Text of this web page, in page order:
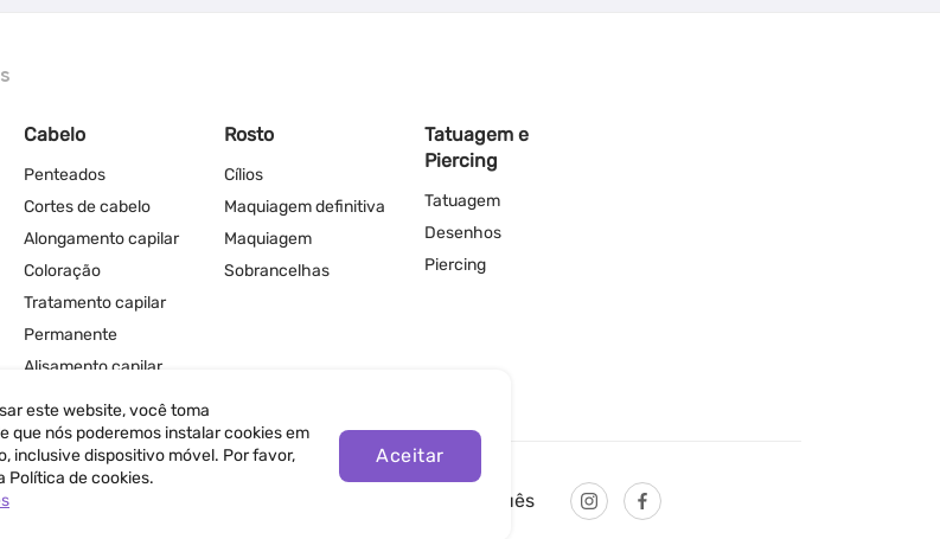
Cabelo
Penteados
Cortes de cabelo
Alongamento capilar
Coloração
Tratamento capilar
Permanente
Alisamento capilar
Rosto
Cílios
Maquiagem definitiva
Maquiagem
Sobrancelhas
Tatuagem e
Piercing
Tatuagem
Desenhos
Piercing
de Uso Português
este website, você toma
que nós poderemos instalar cookies em
inclusive dispositivo móvel. Por favor,
Política de cookies.
Aceitar